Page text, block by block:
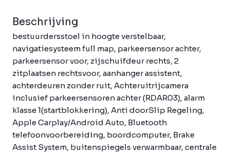
Beschrijving
bestuurdersstoel in hoogte verstelbaar,
navigatiesysteem full map, parkeersensor achter,
parkeersensor voor, zijschuifdeur rechts, 2
zitplaatsen rechtsvoor, aanhanger assistent,
achterdeuren zonder ruit, Achteruitrijcamera
inclusief parkeersensoren achter (RDAR03), alarm
klasse 1(startblokkering), Anti doorSlip Regeling,
Apple Carplay/Android Auto, Bluetooth
telefoonvoorbereiding, boordcomputer, Brake
Assist System, buitenspiegels verwarmbaar, centrale